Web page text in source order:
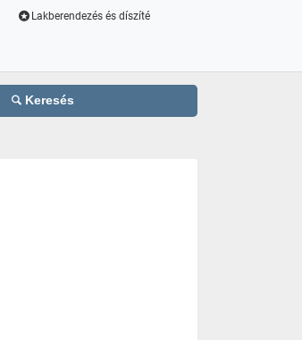
Lakberendezés és díszíté
Keresés